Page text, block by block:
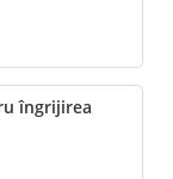
îngrijirea